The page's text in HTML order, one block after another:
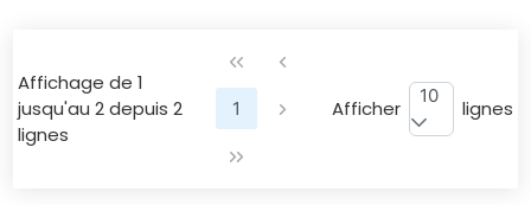
Affichage de 1
jusqu'au 2 depuis 2
lignes
1 Afficher
10
lignes